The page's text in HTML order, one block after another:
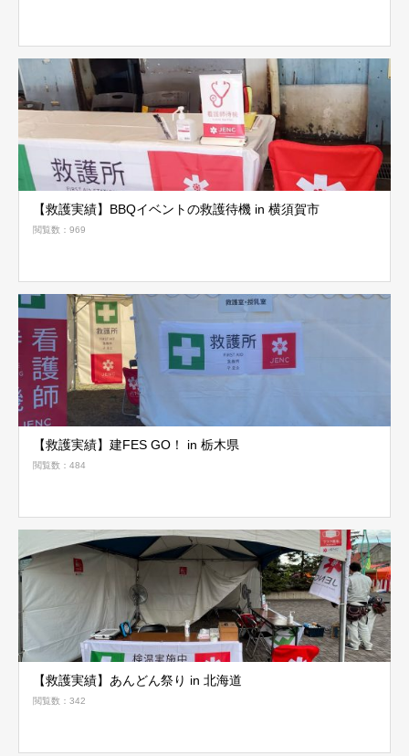
【救護実績】BBQイベントの救護待機 in 横須賀市
閲覧数：969
【救護実績】建FES GO！ in 栃木県
閲覧数：484
【救護実績】あんどん祭り in 北海道
閲覧数：342